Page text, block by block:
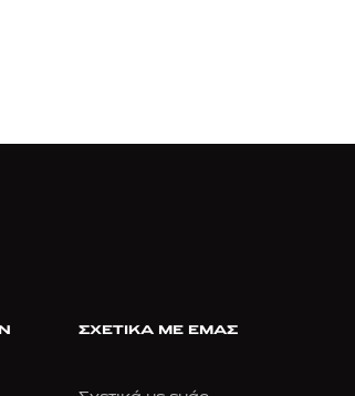
ΣΧΕΤΙΚΑ ΜΕ ΕΜΑΣ